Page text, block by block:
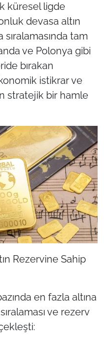
küresel ligde
devasa altın
tam
ve Polonya gibi
bırakan
istikrar ve
stratejik bir hamle
Rezervine Sahip
en fazla altına
ve rezerv